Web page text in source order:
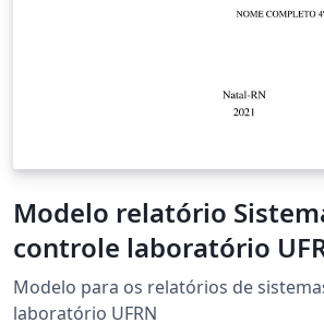
Modelo relatório
controle laboratório
Modelo para os relatórios de
laboratório UFRN